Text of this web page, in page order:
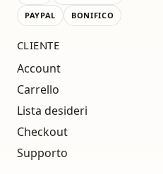
PAYPAL
BONIFICO
CLIENTE
Account
Carrello
Lista desideri
Checkout
Supporto